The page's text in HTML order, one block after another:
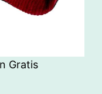
Gratis